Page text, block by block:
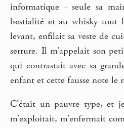
informatique - seule sa
bestialité et au whisky
levant, enfilait sa veste de
serrure. Il m’appelait son
qui contrastait avec sa
enfant et cette fausse note le
C’était un pauvre type, et
m’exploitait, m’enfermait